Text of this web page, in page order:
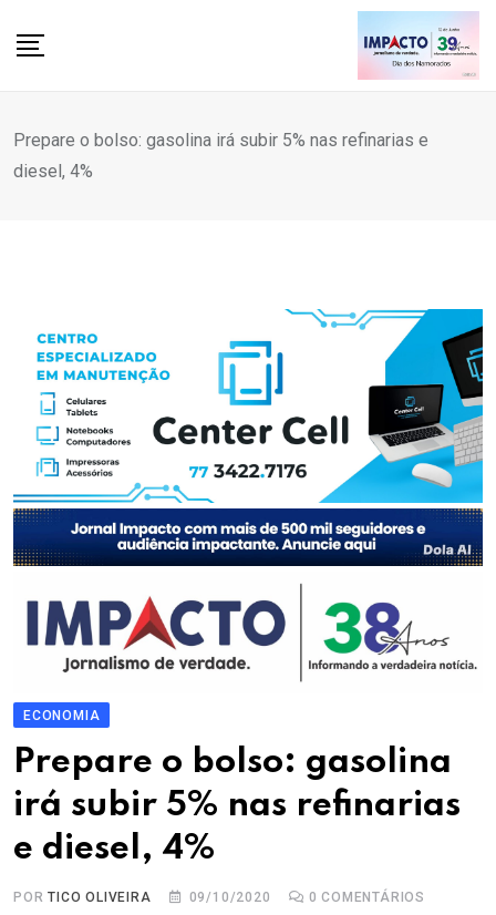
Prepare o bolso: gasolina irá subir 5% nas refinarias e
diesel, 4%
ECONOMIA
Prepare o bolso: gasolina
irá subir 5% nas refinarias
e diesel, 4%
PORTICO OLIVEIRA 09/10/2020 0 COMENTÁRIOS